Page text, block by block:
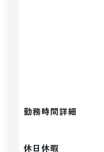
勤務時間詳細
休日休暇